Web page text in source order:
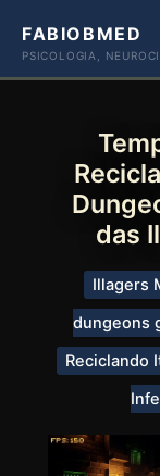
paraFABIOBMED
PSICOLOGIA,
das
Illagers
dungeons
Reciclando